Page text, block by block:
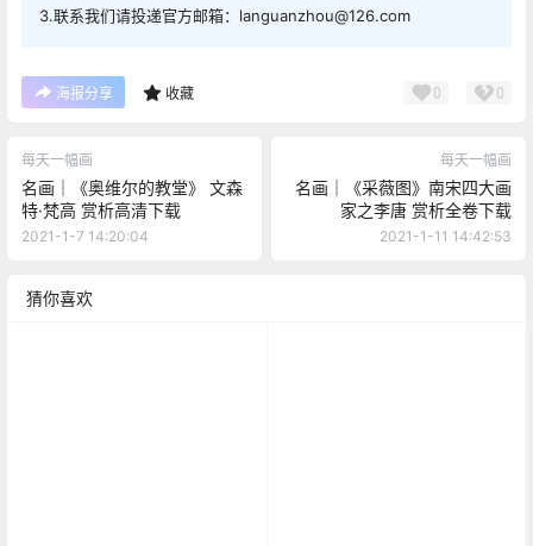
3.联系我们请投递官方邮箱：languanzhou@126.com
海报分享 收藏 0 0
每天一幅画
名画｜《奥维尔的教堂》 文森
特·梵高 赏析高清下载
2021-1-7 14:20:04
每天一幅画
名画｜《采薇图》南宋四大画
家之李唐 赏析全卷下载
2021-1-11 14:42:53
猜你喜欢